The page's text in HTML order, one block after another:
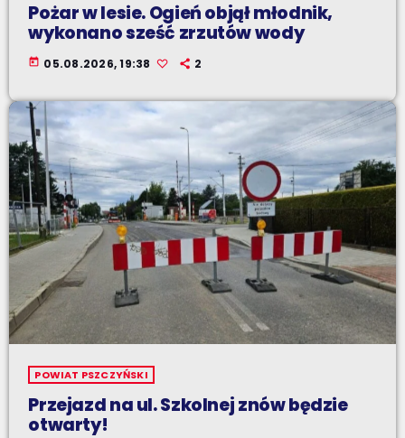
Pożar w lesie. Ogień objął młodnik,
wykonano sześć zrzutów wody
today 05.08.2026, 19:38 2
POWIAT PSZCZYŃSKI
Przejazd na ul. Szkolnej znów będzie
otwarty!